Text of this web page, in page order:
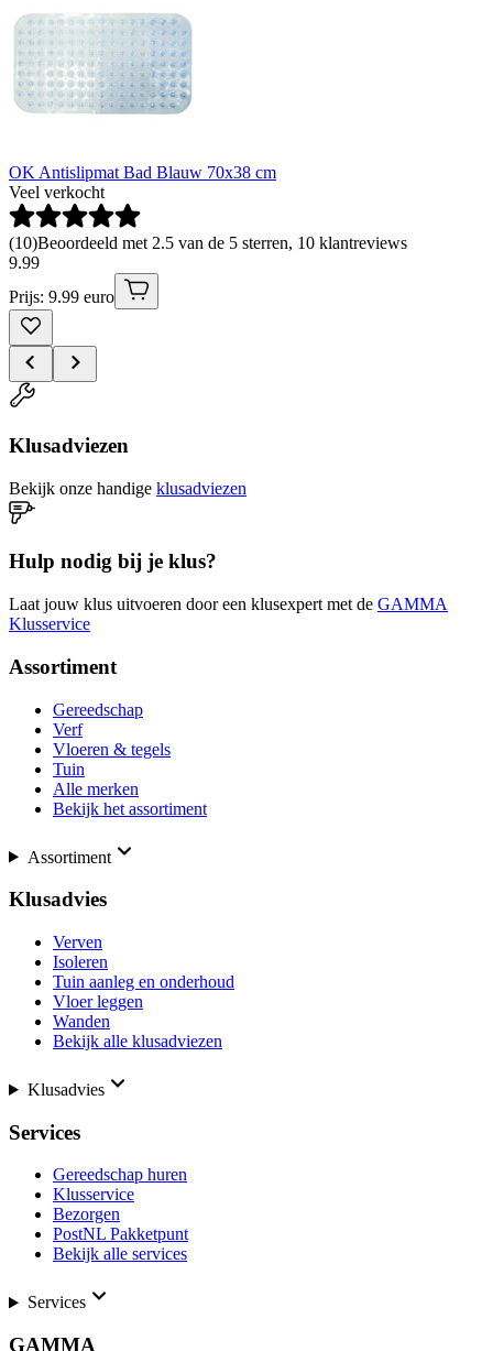
OK Antislipmat Bad Blauw 70x38 cm
Veel verkocht
(10)Beoordeeld met 2.5 van de 5 sterren, 10 klantreviews
9.99
Prijs: 9.99 euro
Klusadviezen
Bekijk onze handige klusadviezen
Hulp nodig bij je klus?
Laat jouw klus uitvoeren door een klusexpert met de GAMMA
Klusservice
Assortiment
Gereedschap
Verf
Vloeren & tegels
Tuin
Alle merken
Bekijk het assortiment
Assortiment
Klusadvies
Verven
Isoleren
Tuin aanleg en onderhoud
Vloer leggen
Wanden
Bekijk alle klusadviezen
Klusadvies
Services
Gereedschap huren
Klusservice
Bezorgen
PostNL Pakketpunt
Bekijk alle services
Services
GAMMA